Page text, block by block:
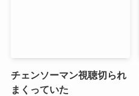
チェンソーマン視聴切られ
まくっていた